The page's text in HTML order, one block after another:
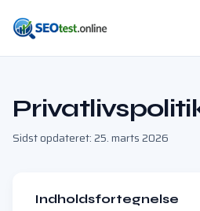
Sidst opdateret: 25. marts 2026
Indholdsfortegnelse